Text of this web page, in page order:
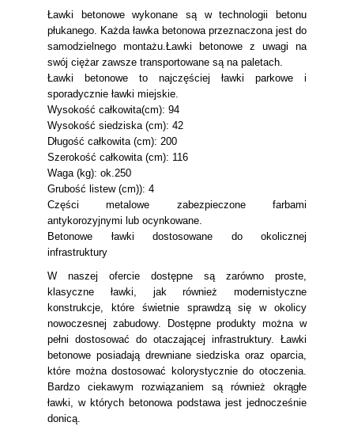
Ławki betonowe wykonane są w technologii betonu
płukanego. Każda ławka betonowa przeznaczona jest do
samodzielnego montażu.Ławki betonowe z uwagi na
swój ciężar zawsze transportowane są na paletach.
Ławki betonowe to najczęściej ławki parkowe i
sporadycznie ławki miejskie.
Wysokość całkowita(cm): 94
Wysokość siedziska (cm): 42
Długość całkowita (cm): 200
Szerokość całkowita (cm): 116
Waga (kg): ok.250
Grubość listew (cm)): 4
Części metalowe zabezpieczone farbami
antykorozyjnymi lub ocynkowane.
Betonowe ławki dostosowane do okolicznej
infrastruktury
W naszej ofercie dostępne są zarówno proste,
klasyczne ławki, jak również modernistyczne
konstrukcje, które świetnie sprawdzą się w okolicy
nowoczesnej zabudowy. Dostępne produkty można w
pełni dostosować do otaczającej infrastruktury. Ławki
betonowe posiadają drewniane siedziska oraz oparcia,
które można dostosować kolorystycznie do otoczenia.
Bardzo ciekawym rozwiązaniem są również okrągłe
ławki, w których betonowa podstawa jest jednocześnie
donicą.